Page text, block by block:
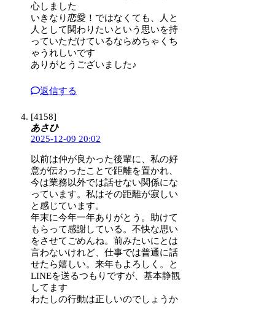
心しました
いきなり恋愛！ではなくても、人と
人として関わりたいという思いを持
っていただけているならめちゃくち
ゃうれしいです
ありがとうございました♪
返信する
[4158]
あさひ
2025-12-09 20:02
以前は仲が良かった後輩に、私の好
意が伝わったことで距離を置かれ、
今は業務以外では話せない関係にな
っています。私はその距離が寂しい
と感じています。
年末に今年一年ありがとう。助けて
もらって感謝している。不快な思い
をさせてごめんね。前みたいにとは
言わないけれど、仕事では普通に話
せたら嬉しい。来年もよろしく。と
LINEを送るつもりですが、基本静観
してます
わたしの行動は正しいのでしょうか